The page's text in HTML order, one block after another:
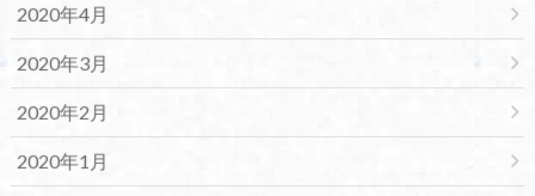
2020年4月
2020年3月
2020年2月
2020年1月